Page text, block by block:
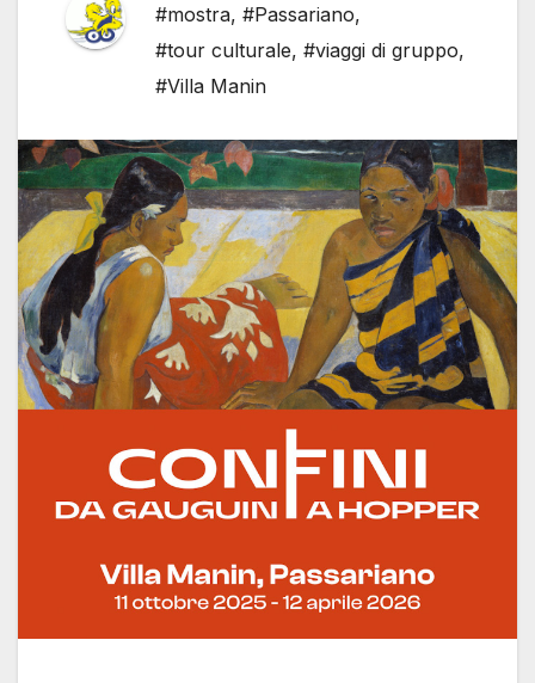
#mostra, #Passariano,
#tour culturale, #viaggi di gruppo,
#Villa Manin